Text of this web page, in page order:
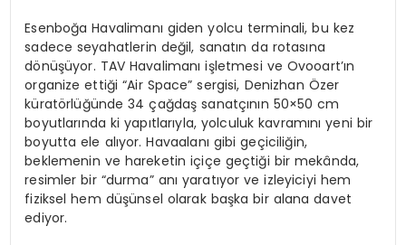
Esenboğa Havalimanı giden yolcu terminali, bu kez
sadece seyahatlerin değil, sanatın da rotasına
dönüşüyor. TAV Havalimanı işletmesi ve Ovooart’ın
organize ettiği “Air Space” sergisi, Denizhan Özer
küratörlüğünde 34 çağdaş sanatçının 50×50 cm
boyutlarında ki yapıtlarıyla, yolculuk kavramını yeni bir
boyutta ele alıyor. Havaalanı gibi geçiciliğin,
beklemenin ve hareketin içiçe geçtiği bir mekânda,
resimler bir “durma” anı yaratıyor ve izleyiciyi hem
fiziksel hem düşünsel olarak başka bir alana davet
ediyor.